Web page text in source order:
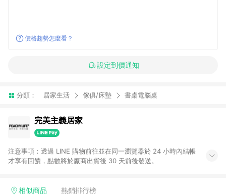
價格趨勢怎麼看？
設定到價通知
分類： 居家生活 傢俱/床墊 書桌電腦桌
完美主義居家
注意事項：透過 LINE 購物前往並在同一瀏覽器於 24 小時內結帳
才享有回饋，點數將於廠商出貨後 30 天前後發送。
相似商品 熱銷排行榜